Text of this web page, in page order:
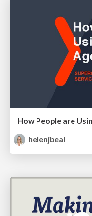
helenjbeal